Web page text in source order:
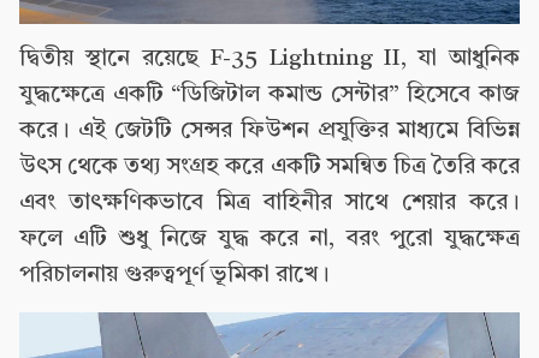
দ্বিতীয় স্থানে রয়েছে F-35 Lightning II, যা আধুনিক
যুদ্ধক্ষেত্রে একটি “ডিজিটাল কমান্ড সেন্টার” হিসেবে কাজ
করে। এই জেটটি সেন্সর ফিউশন প্রযুক্তির মাধ্যমে বিভিন্ন
উৎস থেকে তথ্য সংগ্রহ করে একটি সমন্বিত চিত্র তৈরি করে
এবং তাৎক্ষণিকভাবে মিত্র বাহিনীর সাথে শেয়ার করে।
ফলে এটি শুধু নিজে যুদ্ধ করে না, বরং পুরো যুদ্ধক্ষেত্র
পরিচালনায় গুরুত্বপূর্ণ ভূমিকা রাখে।